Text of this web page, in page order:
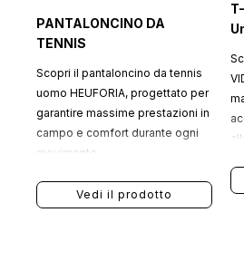
PANTALONCINO DA
TENNIS
Scopri il pantaloncino da tennis
uomo HEUFORIA, progettato per
garantire massime prestazioni in
campo e comfort durante ogni
movimento.
Vedi il prodotto